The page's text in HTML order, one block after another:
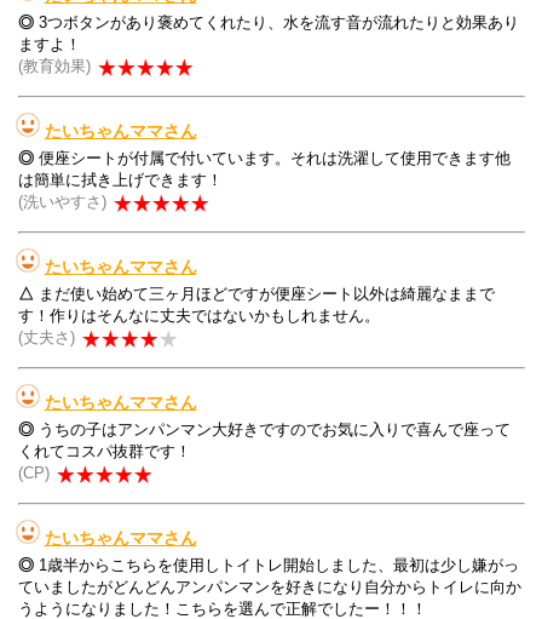
◎ 3つボタンがあり褒めてくれたり、水を流す音が流れたりと効果あり
ますよ！
(教育効果)
たいちゃんママさん
◎ 便座シートが付属で付いています。それは洗濯して使用できます他
は簡単に拭き上げできます！
(洗いやすさ)
たいちゃんママさん
△ まだ使い始めて三ヶ月ほどですが便座シート以外は綺麗なままで
す！作りはそんなに丈夫ではないかもしれません。
(丈夫さ)
たいちゃんママさん
◎ うちの子はアンパンマン大好きですのでお気に入りで喜んで座って
くれてコスパ抜群です！
(CP)
たいちゃんママさん
◎ 1歳半からこちらを使用しトイトレ開始しました、最初は少し嫌がっ
ていましたがどんどんアンパンマンを好きになり自分からトイレに向か
うようになりました！こちらを選んで正解でしたー！！！